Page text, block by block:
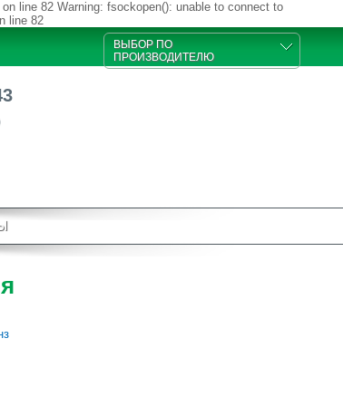
line 82 Warning: fsockopen(): unable to connect to
line 82
ВЫБОР ПО
ПРОИЗВОДИТЕЛЮ